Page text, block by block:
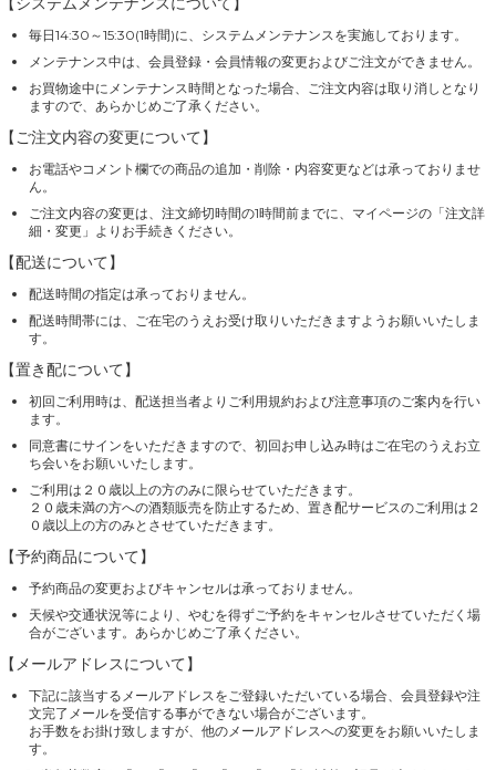
毎日14:30～15:30(1時間)に、システムメンテナンスを実施しております。
メンテナンス中は、会員登録・会員情報の変更およびご注文ができません。
お買物途中にメンテナンス時間となった場合、ご注文内容は取り消しとなり
ますので、あらかじめご了承ください。
【ご注文内容の変更について】
お電話やコメント欄での商品の追加・削除・内容変更などは承っておりませ
ん。
ご注文内容の変更は、注文締切時間の1時間前までに、マイページの「注文詳
細・変更」よりお手続きください。
【配送について】
配送時間の指定は承っておりません。
配送時間帯には、ご在宅のうえお受け取りいただきますようお願いいたしま
す。
【置き配について】
初回ご利用時は、配送担当者よりご利用規約および注意事項のご案内を行い
ます。
同意書にサインをいただきますので、初回お申し込み時はご在宅のうえお立
ち会いをお願いいたします。
ご利用は２０歳以上の方のみに限らせていただきます。
２０歳未満の方への酒類販売を防止するため、置き配サービスのご利用は２
０歳以上の方のみとさせていただきます。
【予約商品について】
予約商品の変更およびキャンセルは承っておりません。
天候や交通状況等により、やむを得ずご予約をキャンセルさせていただく場
合がございます。あらかじめご了承ください。
【メールアドレスについて】
下記に該当するメールアドレスをご登録いただいている場合、会員登録や注
文完了メールを受信する事ができない場合がございます。
お手数をお掛け致しますが、他のメールアドレスへの変更をお願いいたしま
す。